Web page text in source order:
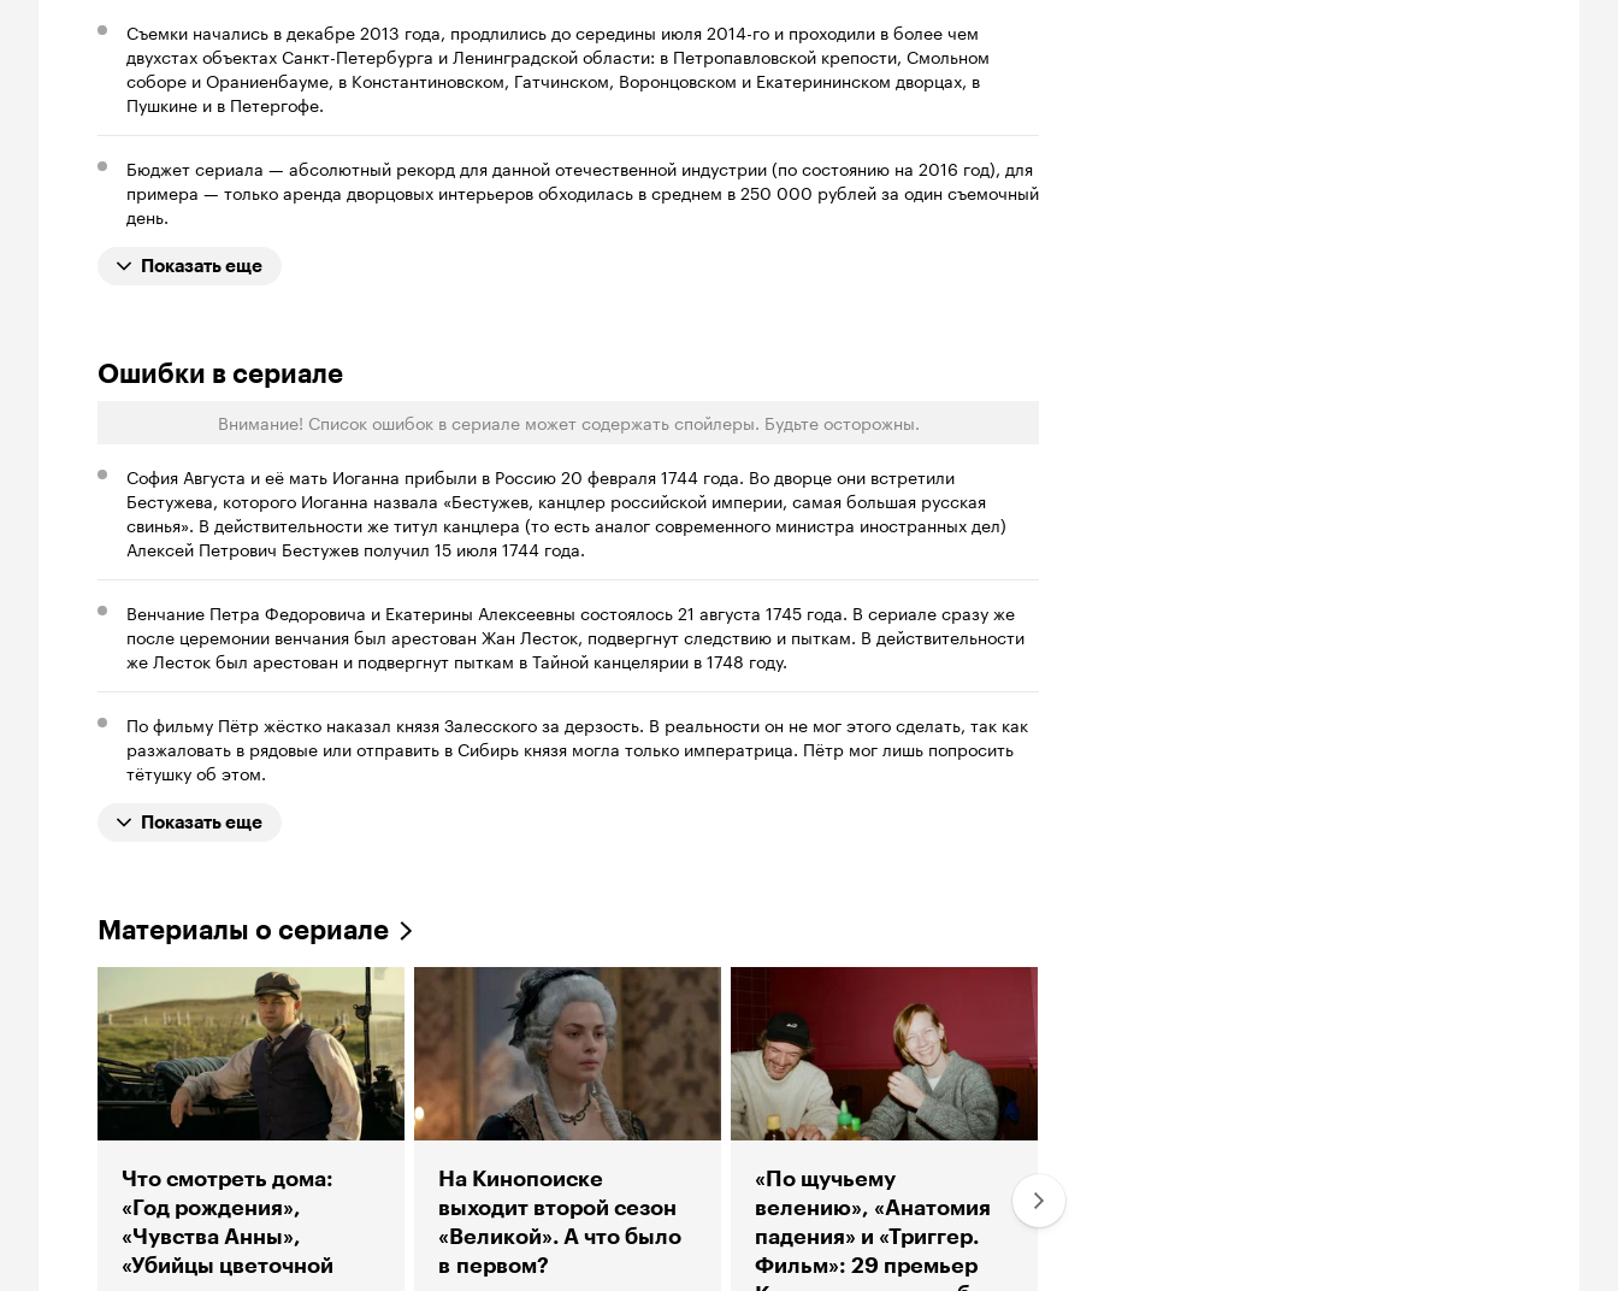
Съемки начались в декабре 2013 года, продлились до середины июля 2014-го и проходили в более чем
двухстах объектах Санкт-Петербурга и Ленинградской области: в Петропавловской крепости, Смольном
соборе и Ораниенбауме, в Константиновском, Гатчинском, Воронцовском и Екатерининском дворцах, в
Пушкине и в Петергофе.
Бюджет сериала — абсолютный рекорд для данной отечественной индустрии (по состоянию на 2016 год), для
примера — только аренда дворцовых интерьеров обходилась в среднем в 250 000 рублей за один съемочный
день.
Показать еще
Ошибки в сериале
Внимание! Список ошибок в сериале может содержать спойлеры. Будьте осторожны.
София Августа и её мать Иоганна прибыли в Россию 20 февраля 1744 года. Во дворце они встретили
Бестужева, которого Иоганна назвала «Бестужев, канцлер российской империи, самая большая русская
свинья». В действительности же титул канцлера (то есть аналог современного министра иностранных дел)
Алексей Петрович Бестужев получил 15 июля 1744 года.
Венчание Петра Федоровича и Екатерины Алексеевны состоялось 21 августа 1745 года. В сериале сразу же
после церемонии венчания был арестован Жан Лесток, подвергнут следствию и пыткам. В действительности
же Лесток был арестован и подвергнут пыткам в Тайной канцелярии в 1748 году.
По фильму Пётр жёстко наказал князя Залесского за дерзость. В реальности он не мог этого сделать, так как
разжаловать в рядовые или отправить в Сибирь князя могла только императрица. Пётр мог лишь попросить
тётушку об этом.
Показать еще
Материалы о сериале
Что смотреть дома:
«Год рождения»,
«Чувства Анны»,
«Убийцы цветочной
На Кинопоиске
выходит второй сезон
«Великой». А что было
в первом?
«По щучьему
велению», «Анатомия
падения» и «Триггер.
Фильм»: 29 премьер